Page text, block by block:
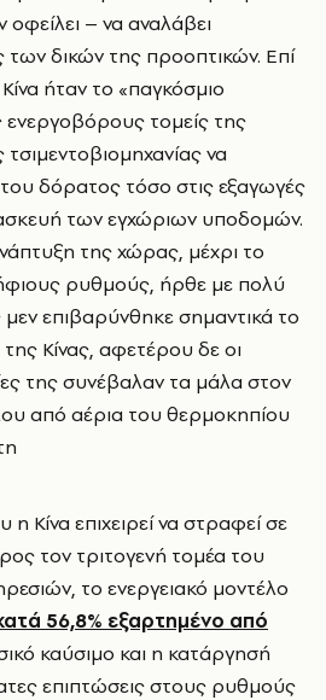
– να αναλάβει
των δικών της προοπτικών. Επί
ήταν το «παγκόσμιο
τομείς της
να
δόρατος τόσο στις εξαγωγές
των εγχώριων υποδομών.
της χώρας, μέχρι το
ρυθμούς, ήρθε με πολύ
επιβαρύνθηκε σημαντικά το
Κίνας, αφετέρου δε οι
της συνέβαλαν τα μάλα στον
από αέρια του θερμοκηπίου
Κίνα επιχειρεί να στραφεί σε
τον τριτογενή τομέα του
το ενεργειακό μοντέλο
56,8% εξαρτημένο από
καύσιμο και η κατάργησή
επιπτώσεις στους ρυθμούς